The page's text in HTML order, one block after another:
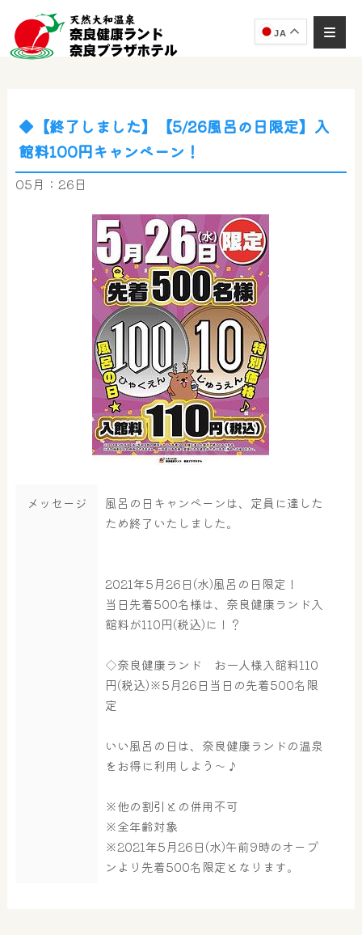
JA
屋内レジャープール グルメ
◆【終了しました】【5/26風呂の日限定】入
館料100円キャンペーン！
05月：26日
メッセージ
風呂の日キャンペーンは、定員に達した
ため終了いたしました。
2021年5月26日(水)風呂の日限定！
当日先着500名様は、奈良健康ランド入
館料が110円(税込)に！？
◇奈良健康ランド お一人様入館料110
円(税込)※5月26日当日の先着500名限
定
いい風呂の日は、奈良健康ランドの温泉
をお得に利用しよう～♪
※他の割引との併用不可
※全年齢対象
※2021年5月26日(水)午前9時のオープ
ンより先着500名限定となります。
AIコンシェルジュ
ご質問をお伺いします。